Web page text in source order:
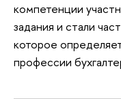
компетенции
задания и стали
которое
профессии